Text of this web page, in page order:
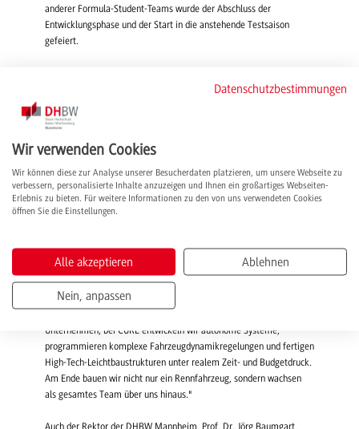
anderer Formula-Student-Teams wurde der Abschluss der
Entwicklungsphase und der Start in die anstehende Testsaison
gefeiert.
Mit dem CM-26x startet CURE Mannheim nun in die Testphase und
bereitet sich auf die kommenden internationalen Formula-Student-
das Team bei der Formula Student Czech Republic am Autodrom
Most vom 19. bis 24. Juli 2026, bei der Formula Student Germany
am Hockenheimring vom 11. bis 16. August 2026 sowie bei der
Formula Student Italy in Varano de’ Melegari vom 2. bis 6.
September 2026 an den Start gehen und sich dort mit Teams von
Tom Haase, Technischer Projektleiter 2025/26 und Student im
Studiengang Maschinenbau, betonte am Rande des Events: "Die
Formula Student ist das ultimative Reallabor für die Mobilität von
Unternehmen, bei CURE entwickeln wir autonome Systeme,
programmieren komplexe Fahrzeugdynamikregelungen und fertigen
High-Tech-Leichtbaustrukturen unter realem Zeit- und Budgetdruck.
Am Ende bauen wir nicht nur ein Rennfahrzeug, sondern wachsen
als gesamtes Team über uns hinaus."
Auch der Rektor der DHBW Mannheim, Prof. Dr. Jörg Baumgart,
Datenschutzbestimmungen
Wir verwenden Cookies
Wir können diese zur Analyse unserer Besucherdaten platzieren, um unsere Webseite zu
verbessern, personalisierte Inhalte anzuzeigen und Ihnen ein großartiges Webseiten-
Erlebnis zu bieten. Für weitere Informationen zu den von uns verwendeten Cookies
öffnen Sie die Einstellungen.
Alle akzeptieren Ablehnen
Nein, anpassen